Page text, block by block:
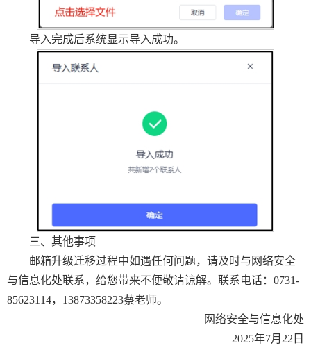
导入完成后系统显示导入成功。
三、其他事项
邮箱升级迁移过程中如遇任何问题，请及时与网络安全
与信息化处联系，给您带来不便敬请谅解。联系电话：0731-
85623114，13873358223蔡老师。
网络安全与信息化处
2025年7月22日